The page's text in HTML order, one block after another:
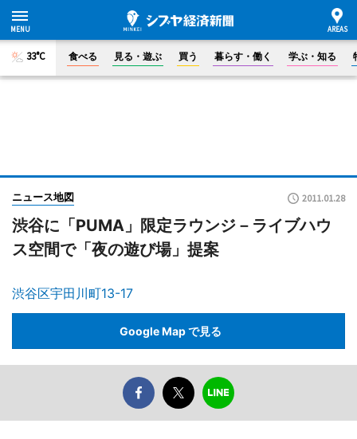
33°C 食べる 見る・遊ぶ 買う 暮らす・働く 学ぶ・知る
ニュース地図 2011.01.28
渋谷に「PUMA」限定ラウンジ－ライブハウ
ス空間で「夜の遊び場」提案
渋谷区宇田川町13-17
Google Map で見る